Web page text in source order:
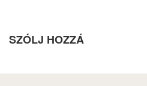
SZÓLJ HOZZÁ